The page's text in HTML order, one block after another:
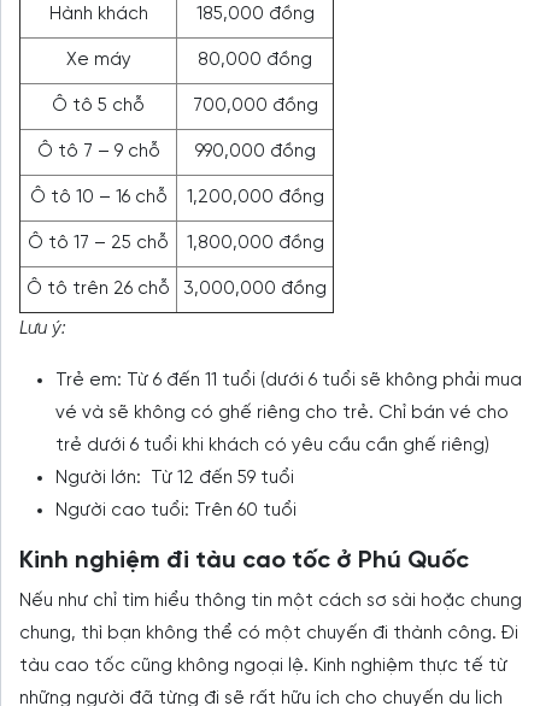
Hành khách 185,000 đồng
Xe máy 80,000 đồng
Ô tô 5 chỗ 700,000 đồng
Ô tô 7 – 9 chỗ 990,000 đồng
Ô tô 10 – 16 chỗ 1,200,000 đồng
Ô tô 17 – 25 chỗ 1,800,000 đồng
Ô tô trên 26 chỗ 3,000,000 đồng
Lưu ý:
Trẻ em: Từ 6 đến 11 tuổi (dưới 6 tuổi sẽ không phải mua
vé và sẽ không có ghế riêng cho trẻ. Chỉ bán vé cho
trẻ dưới 6 tuổi khi khách có yêu cầu cần ghế riêng)
Người lớn: Từ 12 đến 59 tuổi
Người cao tuổi: Trên 60 tuổi
Kinh nghiệm đi tàu cao tốc ở Phú Quốc
Nếu như chỉ tìm hiểu thông tin một cách sơ sài hoặc chung
chung, thì bạn không thể có một chuyến đi thành công. Đi
tàu cao tốc cũng không ngoại lệ. Kinh nghiệm thực tế từ
những người đã từng đi sẽ rất hữu ích cho chuyến du lịch